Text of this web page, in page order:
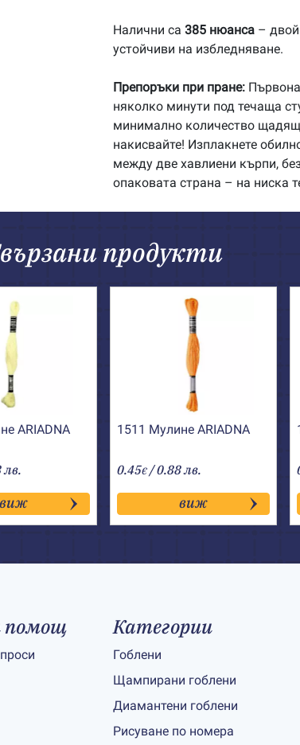
Налични са 385 нюанса –
устойчиви на избледняване.
Препоръки при пране:
няколко минути под течаща
минимално количество
накисвайте! Изплакнете
между две хавлиени кърпи,
опаковата страна – на ниска
продукти
АRIADNA
виж
1511 Мулине АRIADNA
0.45€ / 0.88 лв.
виж
помощ Категории
Гоблени
Щампирани гоблени
Диамантени гоблени
Рисуване по номера